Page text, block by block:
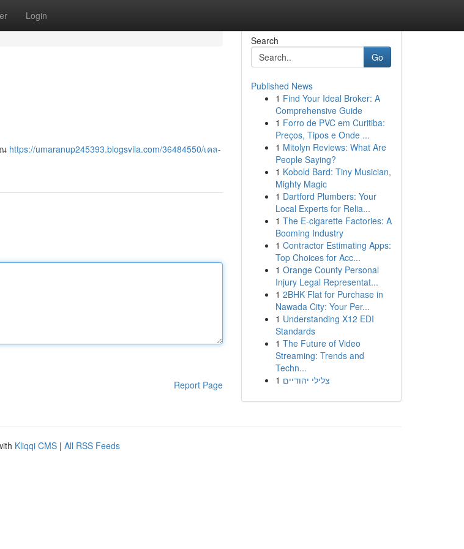
Login
https://umaranup245393.blogsvila.com/36484550/เคล-
Report Page
Search
Go
Published News
1 Find Your Ideal Broker: A
Comprehensive Guide
1 Forro de PVC em Curitiba:
Preços, Tipos e Onde ...
1 Mitolyn Reviews: What Are
People Saying?
1 Kobold Bard: Tiny Musician,
Mighty Magic
1 Dartford Plumbers: Your
Local Experts for Relia...
1 The E-cigarette Factories: A
Booming Industry
1 Contractor Estimating Apps:
Top Choices for Acc...
1 Orange County Personal
Injury Legal Representat...
1 2BHK Flat for Purchase in
Nawada City: Your Per...
1 Understanding X12 EDI
Standards
1 The Future of Video
Streaming: Trends and
Techn...
1 צלילי יהודיים
Kliqqi CMS | All RSS Feeds